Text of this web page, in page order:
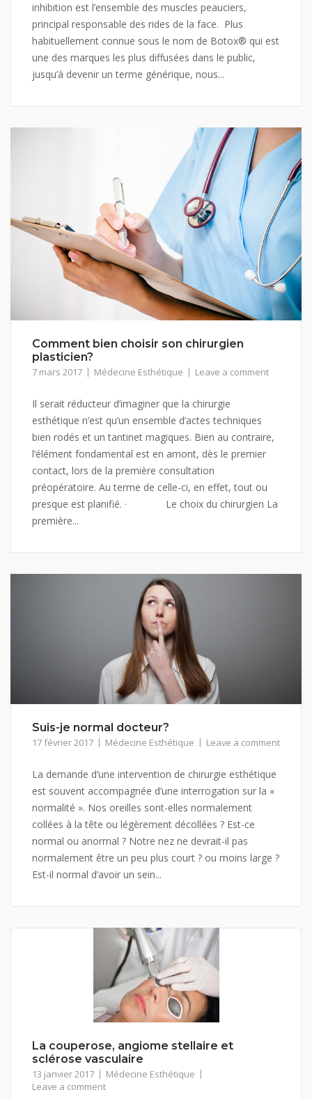
inhibition est l’ensemble des muscles peauciers,
principal responsable des rides de la face. Plus
habituellement connue sous le nom de Botox® qui est
une des marques les plus diffusées dans le public,
jusqu’à devenir un terme générique, nous...
Comment bien choisir son chirurgien
plasticien?
7 mars 2017 Médecine Esthétique Leave a comment
Il serait réducteur d’imaginer que la chirurgie
esthétique n’est qu’un ensemble d’actes techniques
bien rodés et un tantinet magiques. Bien au contraire,
l’élément fondamental est en amont, dès le premier
contact, lors de la première consultation
préopératoire. Au terme de celle-ci, en effet, tout ou
presque est planifié. · Le choix du chirurgien La
première...
Suis-je normal docteur?
17 février 2017 Médecine Esthétique Leave a comment
La demande d’une intervention de chirurgie esthétique
est souvent accompagnée d’une interrogation sur la «
normalité ». Nos oreilles sont-elles normalement
collées à la tête ou légèrement décollées ? Est-ce
normal ou anormal ? Notre nez ne devrait-il pas
normalement être un peu plus court ? ou moins large ?
Est-il normal d’avoir un sein...
La couperose, angiome stellaire et
sclérose vasculaire
13 janvier 2017
Médecine Esthétique
Leave a comment